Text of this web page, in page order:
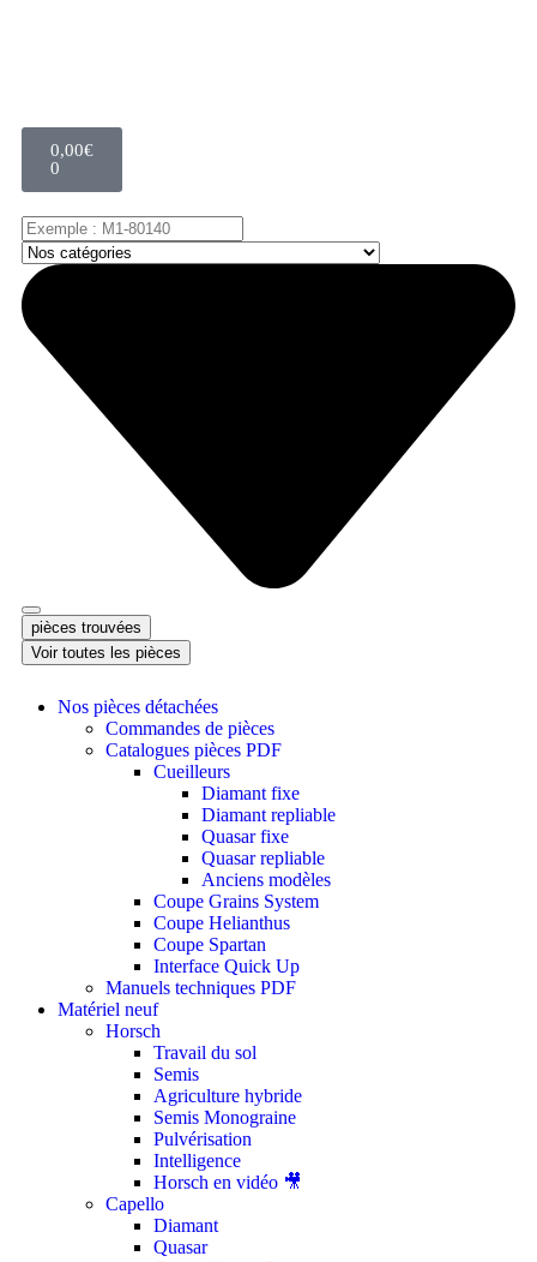
0,00€
0
pièces trouvées
Voir toutes les pièces
Nos pièces détachées
Commandes de pièces
Catalogues pièces PDF
Cueilleurs
Diamant fixe
Diamant repliable
Quasar fixe
Quasar repliable
Anciens modèles
Coupe Grains System
Coupe Helianthus
Coupe Spartan
Interface Quick Up
Manuels techniques PDF
Matériel neuf
Horsch
Travail du sol
Semis
Agriculture hybride
Semis Monograine
Pulvérisation
Intelligence
Horsch en vidéo 🎥
Capello
Diamant
Quasar